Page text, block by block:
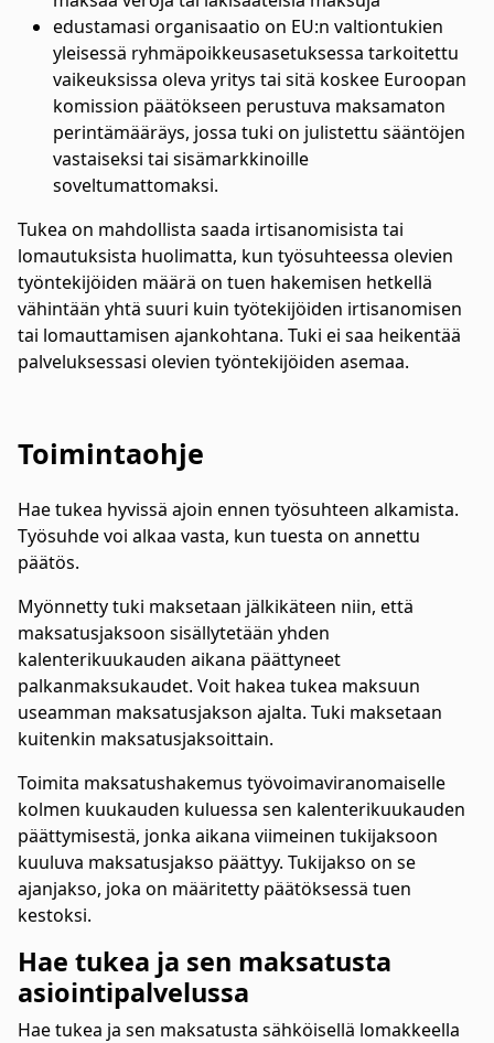
edustamasi organisaatio on EU:n valtiontukien
yleisessä ryhmäpoikkeusasetuksessa tarkoitettu
vaikeuksissa oleva yritys tai sitä koskee Euroopan
komission päätökseen perustuva maksamaton
perintämääräys, jossa tuki on julistettu sääntöjen
vastaiseksi tai sisämarkkinoille
soveltumattomaksi.
Tukea on mahdollista saada irtisanomisista tai
lomautuksista huolimatta, kun työsuhteessa olevien
työntekijöiden määrä on tuen hakemisen hetkellä
vähintään yhtä suuri kuin työtekijöiden irtisanomisen
tai lomauttamisen ajankohtana. Tuki ei saa heikentää
palveluksessasi olevien työntekijöiden asemaa.
Toimintaohje
Hae tukea hyvissä ajoin ennen työsuhteen alkamista.
Työsuhde voi alkaa vasta, kun tuesta on annettu
päätös.
Myönnetty tuki maksetaan jälkikäteen niin, että
maksatusjaksoon sisällytetään yhden
kalenterikuukauden aikana päättyneet
palkanmaksukaudet. Voit hakea tukea maksuun
useamman maksatusjakson ajalta. Tuki maksetaan
kuitenkin maksatusjaksoittain.
Toimita maksatushakemus työvoimaviranomaiselle
kolmen kuukauden kuluessa sen kalenterikuukauden
päättymisestä, jonka aikana viimeinen tukijaksoon
kuuluva maksatusjakso päättyy. Tukijakso on se
ajanjakso, joka on määritetty päätöksessä tuen
kestoksi.
Hae tukea ja sen maksatusta
asiointipalvelussa
Hae tukea ja sen maksatusta sähköisellä lomakkeella